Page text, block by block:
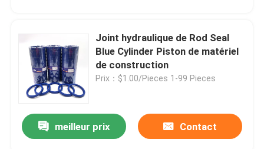
Joint hydraulique de Rod Seal
Blue Cylinder Piston de matériel
de construction
Prix：$1.00/Pieces 1-99 Pieces
meilleur prix Contact